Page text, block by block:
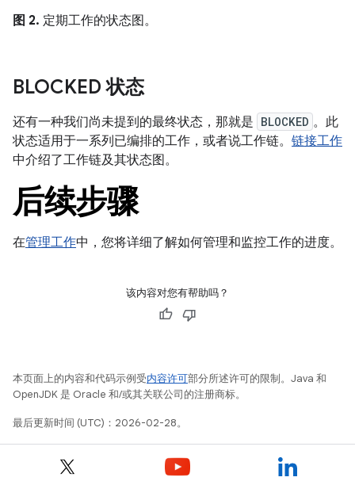
图 2. 定期工作的状态图。
BLOCKED 状态
还有一种我们尚未提到的最终状态，那就是 BLOCKED 。此
状态适用于一系列已编排的工作，或者说工作链。 链接工作
中介绍了工作链及其状态图。
后续步骤
在管理工作中，您将详细了解如何管理和监控工作的进度。
该内容对您有帮助吗？
本页面上的内容和代码示例受内容许可部分所述许可的限制。Java 和
OpenJDK 是 Oracle 和/或其关联公司的注册商标。
最后更新时间 (UTC)：2026-02-28。